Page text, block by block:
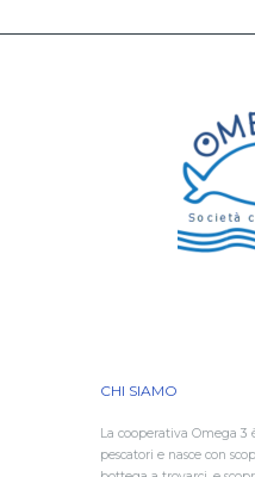
CHI SIAMO
La cooperativa Omega
pescatori e nasce con